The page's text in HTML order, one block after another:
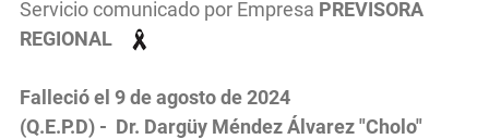
Servicio comunicado por Empresa PREVISORA
REGIONAL
Falleció el 9 de agosto de 2024
(Q.E.P.D) - Dr. Dargüy Méndez Álvarez "Cholo"